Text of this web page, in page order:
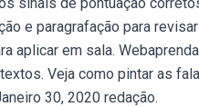
e paragrafação para
aplicar em sala.
Veja como pintar as
30, 2020 redação.